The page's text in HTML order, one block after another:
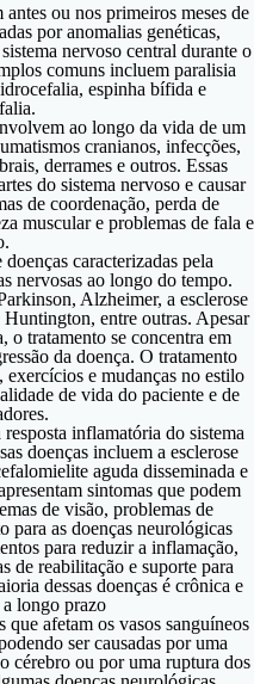
antes ou nos primeiros meses de
por anomalias genéticas,
nervoso central durante o
comuns incluem paralisia
espinha bífida e
ao longo da vida de um
cranianos, infecções,
derrames e outros. Essas
do sistema nervoso e causar
de coordenação, perda de
muscular e problemas de fala e
caracterizadas pela
nervosas ao longo do tempo.
Alzheimer, a esclerose
entre outras. Apesar
o tratamento se concentra em
da doença. O tratamento
e mudanças no estilo
de vida do paciente e de
resposta inflamatória do sistema
doenças incluem a esclerose
aguda disseminada e
sintomas que podem
de visão, problemas de
para as doenças neurológicas
para reduzir a inflamação,
de reabilitação e suporte para
dessas doenças é crônica e
longo prazo
que afetam os vasos sanguíneos
ser causadas por uma
cérebro ou por uma ruptura dos